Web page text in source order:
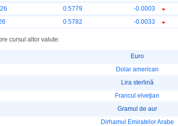
0.5779 -0.0003
0.5782 -0.0033
cursul altor valute:
Euro
Dolar american
Lira sterlină
Francul elveţian
Gramul de aur
Dirhamul Emiratelor Arabe